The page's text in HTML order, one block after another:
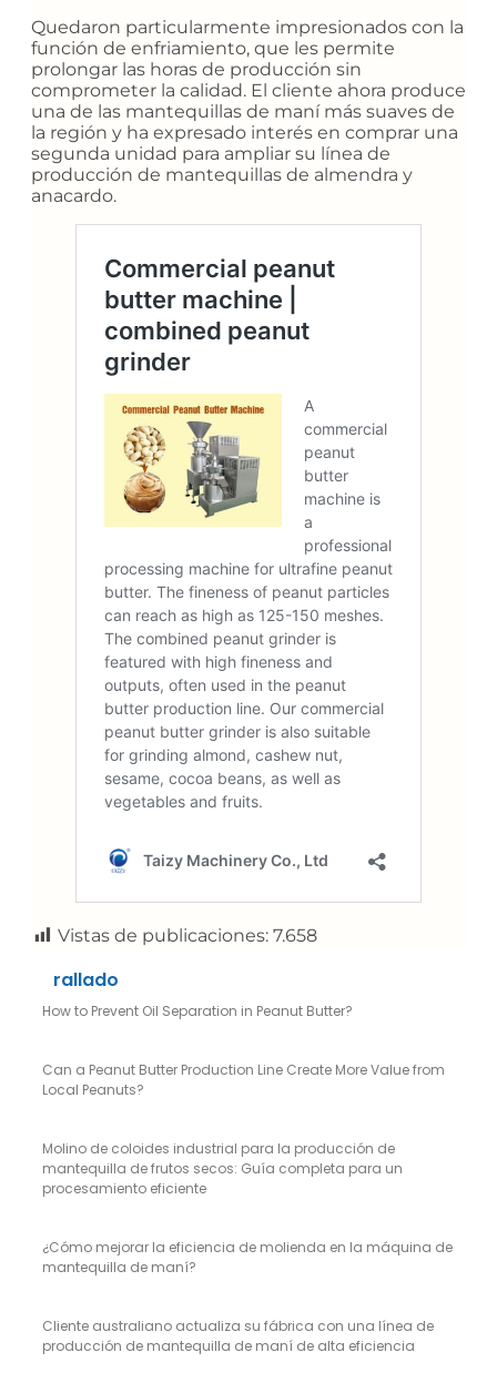
Quedaron particularmente impresionados con la
función de enfriamiento, que les permite
prolongar las horas de producción sin
comprometer la calidad. El cliente ahora produce
una de las mantequillas de maní más suaves de
la región y ha expresado interés en comprar una
segunda unidad para ampliar su línea de
producción de mantequillas de almendra y
anacardo.
Vistas de publicaciones: 7.658
rallado
How to Prevent Oil Separation in Peanut Butter?
Can a Peanut Butter Production Line Create More Value from
Local Peanuts?
Molino de coloides industrial para la producción de
mantequilla de frutos secos: Guía completa para un
procesamiento eficiente
¿Cómo mejorar la eficiencia de molienda en la máquina de
mantequilla de maní?
Cliente australiano actualiza su fábrica con una línea de
producción de mantequilla de maní de alta eficiencia